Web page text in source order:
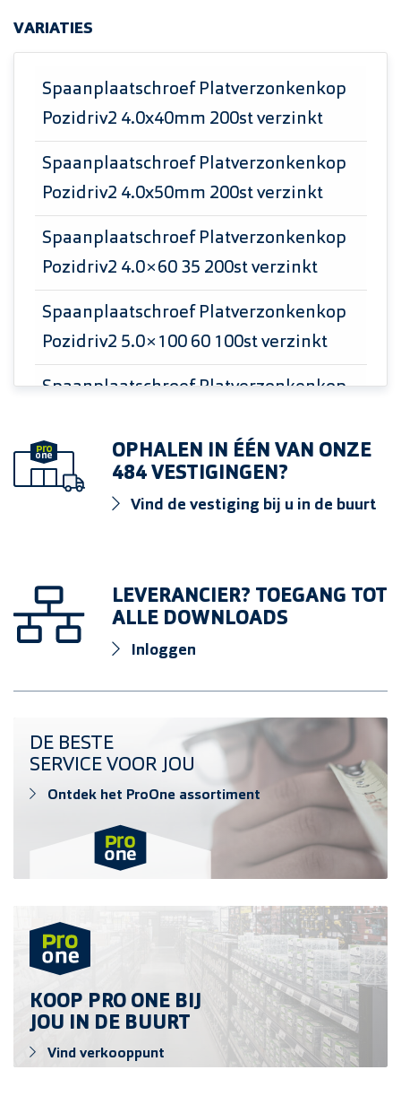
VARIATIES
Spaanplaatschroef Platverzonkenkop
Pozidriv2 4.0x40mm 200st verzinkt
Spaanplaatschroef Platverzonkenkop
Pozidriv2 4.0x50mm 200st verzinkt
Spaanplaatschroef Platverzonkenkop
Pozidriv2 4.0×60 35 200st verzinkt
Spaanplaatschroef Platverzonkenkop
Pozidriv2 5.0×100 60 100st verzinkt
Spaanplaatschroef Platverzonkenkop
OPHALEN IN ÉÉN VAN ONZE
484 VESTIGINGEN?
Vind de vestiging bij u in de buurt
LEVERANCIER? TOEGANG TOT
ALLE DOWNLOADS
Inloggen
Ontdek het ProOne assortiment
DE BESTE
SERVICE VOOR JOU
Ontdek het ProOne assortiment
Vind verkooppunt
KOOP PRO ONE BIJ
JOU IN DE BUURT
Vind verkooppunt